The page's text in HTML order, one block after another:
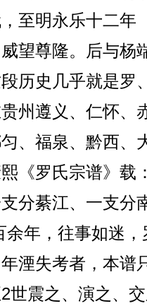
至明永乐十二年
望尊隆。后与杨
段历史几乎就是
州遵义、仁怀、
、福泉、黔西、
《罗氏宗谱》载
分綦江、一支分
余年，往事如迷
湮失考者，本谱
世震之、演之、